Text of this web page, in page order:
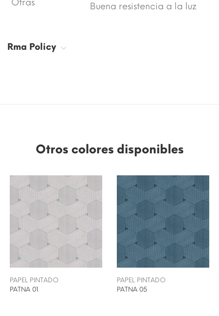
Otras
Buena resistencia a la luz
Rma Policy
Otros colores disponibles
PAPEL PINTADO
PATNA 01
PAPEL PINTADO
PATNA 05